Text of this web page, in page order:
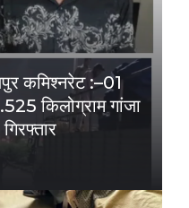
कमिश्नरेट :–01
किलोग्राम गांजा